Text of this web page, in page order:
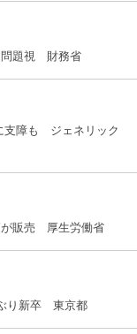
問題視 財務省
支障も ジェネリック
が販売 厚生労働省
り新卒 東京都